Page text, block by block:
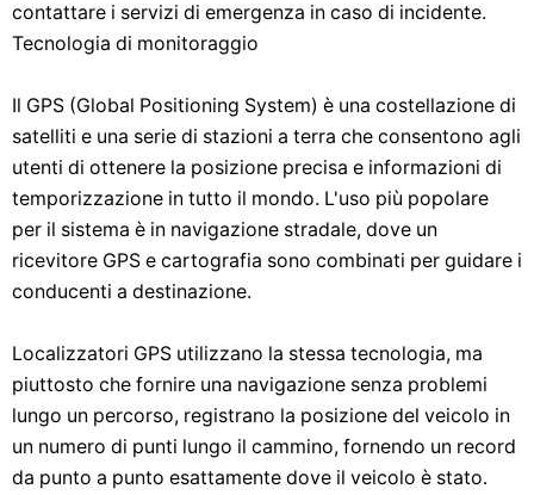
contattare i servizi di emergenza in caso di incidente.
Tecnologia di monitoraggio
Il GPS (Global Positioning System) è una costellazione di
satelliti e una serie di stazioni a terra che consentono agli
utenti di ottenere la posizione precisa e informazioni di
temporizzazione in tutto il mondo. L'uso più popolare
per il sistema è in navigazione stradale, dove un
ricevitore GPS e cartografia sono combinati per guidare i
conducenti a destinazione.
Localizzatori GPS utilizzano la stessa tecnologia, ma
piuttosto che fornire una navigazione senza problemi
lungo un percorso, registrano la posizione del veicolo in
un numero di punti lungo il cammino, fornendo un record
da punto a punto esattamente dove il veicolo è stato.